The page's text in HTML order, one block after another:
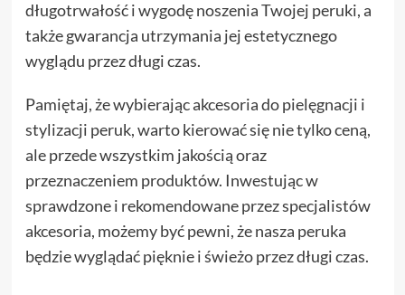
długotrwałość i wygodę noszenia Twojej peruki, a
także gwarancja utrzymania jej estetycznego
wyglądu przez długi czas.
Pamiętaj, że wybierając akcesoria do pielęgnacji i
stylizacji peruk, warto kierować się nie tylko ceną,
ale przede wszystkim jakością oraz
przeznaczeniem produktów. Inwestując w
sprawdzone i rekomendowane przez specjalistów
akcesoria, możemy być pewni, że nasza peruka
będzie wyglądać pięknie i świeżo przez długi czas.